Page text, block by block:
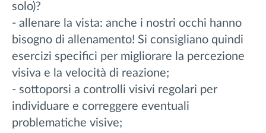
solo)?
- allenare la vista: anche i nostri occhi hanno
bisogno di allenamento! Si consigliano quindi
esercizi specifici per migliorare la percezione
visiva e la velocità di reazione;
- sottoporsi a controlli visivi regolari per
individuare e correggere eventuali
problematiche visive;